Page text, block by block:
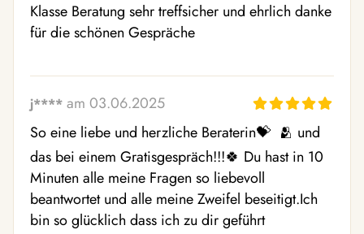
Klasse Beratung sehr treffsicher und ehrlich danke
für die schönen Gespräche
j**** am 03.06.2025
So eine liebe und herzliche Beraterin💝  🫂 und
das bei einem Gratisgespräch!!!🍀 Du hast in 10
Minuten alle meine Fragen so liebevoll
beantwortet und alle meine Zweifel beseitigt.Ich
bin so glücklich dass ich zu dir geführt